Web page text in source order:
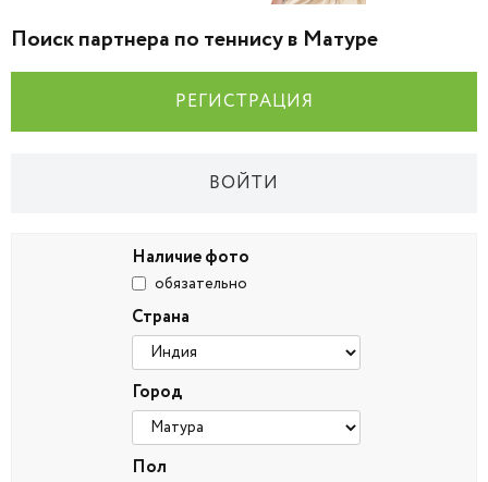
Поиск партнера по теннису в Матуре
РЕГИСТРАЦИЯ
ВОЙТИ
Наличие фото
обязательно
Страна
Город
Пол